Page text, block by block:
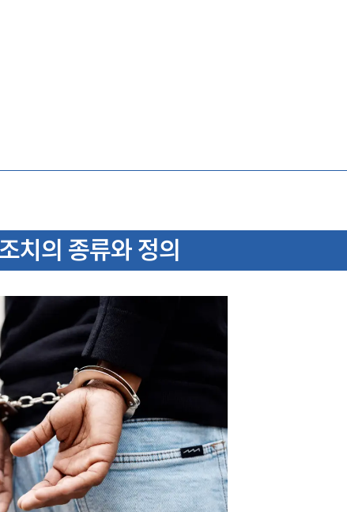
치의 종류와 정의